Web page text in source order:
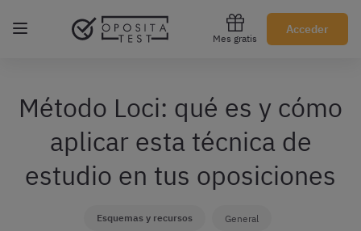
Mes gratis
Acceder
Regístrate gratis
Método Loci: qué es y cómo
aplicar esta técnica de
estudio en tus oposiciones
Esquemas y recursos General